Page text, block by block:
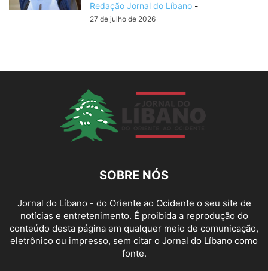
Redação Jornal do Líbano -
27 de julho de 2026
SOBRE NÓS
Jornal do Líbano - do Oriente ao Ocidente o seu site de
notícias e entretenimento. É proibida a reprodução do
conteúdo desta página em qualquer meio de comunicação,
eletrônico ou impresso, sem citar o Jornal do Líbano como
fonte.